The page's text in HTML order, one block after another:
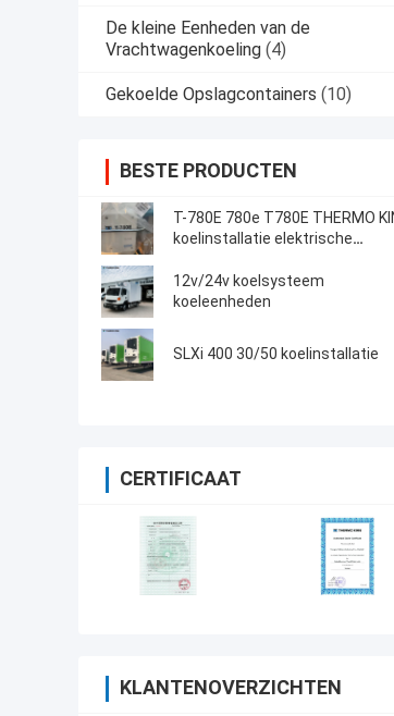
De kleine Eenheden van de
Vrachtwagenkoeling (4)
Gekoelde Opslagcontainers (10)
BESTE PRODUCTEN
T-780E 780e T780E THERMO
koelinstallatie elektrische
elektrische standby gemaakt in
China
12v/24v koelsysteem
koeleenheden
SLXi 400 30/50 koelinstallatie
CERTIFICAAT
KLANTENOVERZICHTEN